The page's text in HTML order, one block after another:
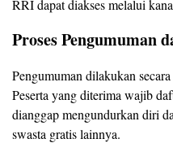
RRI dapat diakses melalui
Proses Pengumuman
Pengumuman dilakukan
Peserta yang diterima wajib
dianggap mengundurkan diri
swasta gratis lainnya.